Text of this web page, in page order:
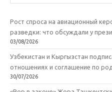
Рост спроса на авиационный
разведки: что обсуждали у
03/08/2026
Узбекистан и Кыргызстан
отношениях и соглашение по
30/07/2026